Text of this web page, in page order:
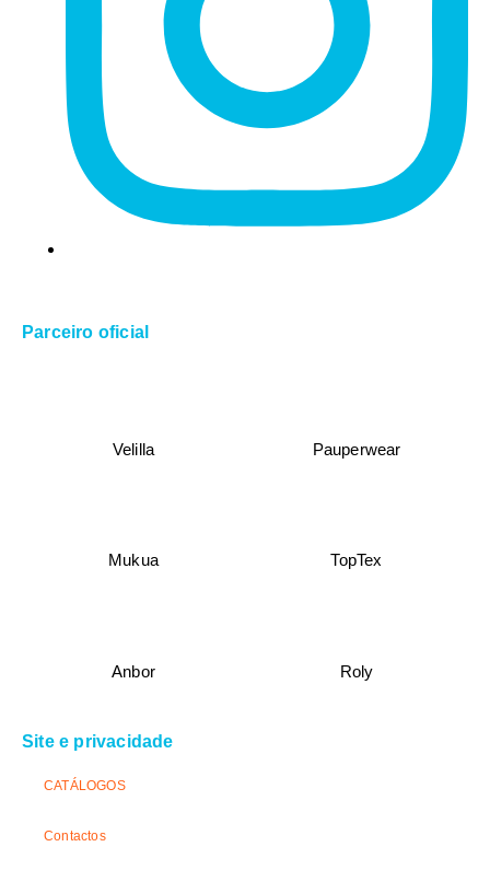
Parceiro oficial
Velilla Pauperwear
Mukua TopTex
Anbor Roly
Site e privacidade
CATÁLOGOS
Contactos